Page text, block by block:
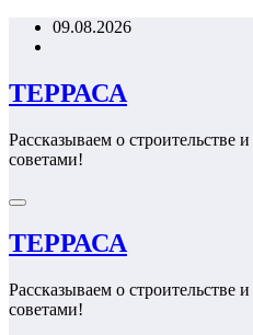
Перейти09.08.2026
ТЕРРАСА
Рассказываем о строительстве
советами!
ТЕРРАСА
Рассказываем о строительстве
советами!